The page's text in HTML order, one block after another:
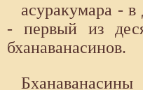
асуракумара -
- первый из
бханаванасинов.